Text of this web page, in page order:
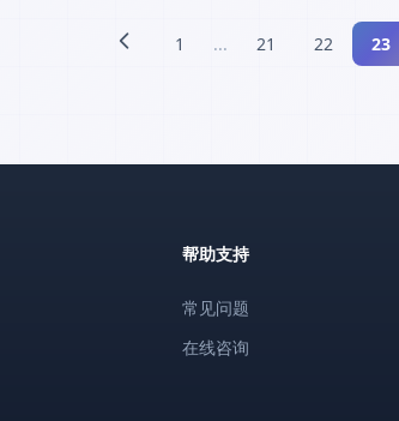
1 ... 21 22 23
帮助支持
常见问题
在线咨询